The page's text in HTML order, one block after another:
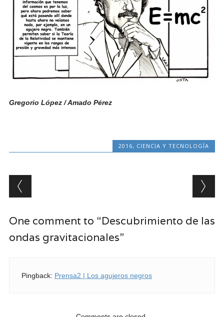
Gregorio López / Amado Pérez
2016, CIENCIA Y TECNOLOGÍA
Post navigation
One comment to “Descubrimiento de las
ondas gravitacionales”
Pingback: Prensa2 | Los agujeros negros